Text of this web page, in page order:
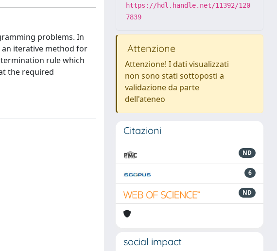
problems. In
an iterative method for
rule which
the required
https://hdl.handle.net/11392/120
7839
Attenzione
Attenzione! I dati visualizzati
non sono stati sottoposti a
validazione da parte
dell'ateneo
Citazioni
ND
6
ND
social impact